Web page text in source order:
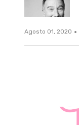
Agosto 01, 2020 ·